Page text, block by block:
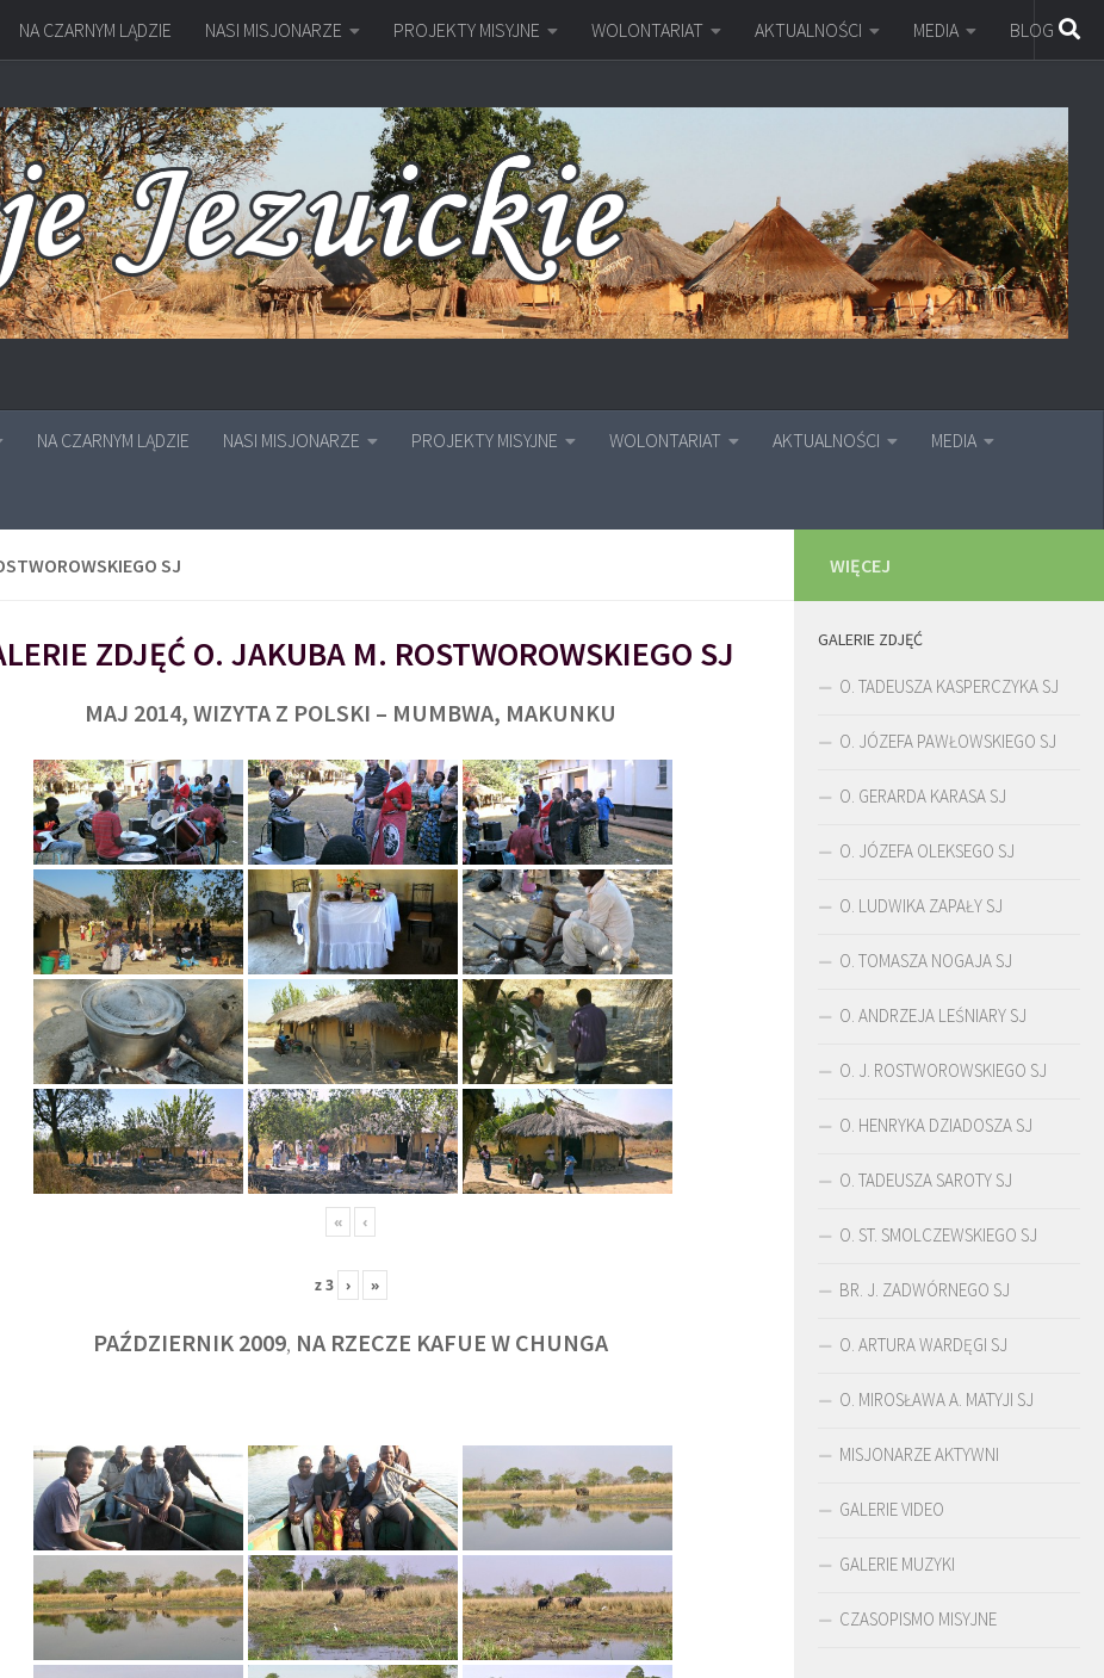
NA CZARNYM LĄDZIE NASI MISJONARZE PROJEKTY MISYJNE WOLONTARIAT AKTUALNOŚCI MEDIA BLOG
NA CZARNYM LĄDZIE NASI MISJONARZE PROJEKTY MISYJNE WOLONTARIAT AKTUALNOŚCI MEDIA
SJ
ZDJĘĆ O. JAKUBA M. ROSTWOROWSKIEGO SJ
MAJ 2014, WIZYTA Z POLSKI – MUMBWA, MAKUNKU
« ‹
z3 › »
PAŹDZIERNIK 2009, NA RZECZE KAFUE W CHUNGA
KULT DUCHOWOŚĆ
WIĘCEJ
GALERIE ZDJĘĆ
O. TADEUSZA KASPERCZYKA SJ
O. JÓZEFA PAWŁOWSKIEGO SJ
O. GERARDA KARASA SJ
O. JÓZEFA OLEKSEGO SJ
O. LUDWIKA ZAPAŁY SJ
O. TOMASZA NOGAJA SJ
O. ANDRZEJA LEŚNIARY SJ
O. J. ROSTWOROWSKIEGO SJ
O. HENRYKA DZIADOSZA SJ
O. TADEUSZA SAROTY SJ
O. ST. SMOLCZEWSKIEGO SJ
BR. J. ZADWÓRNEGO SJ
O. ARTURA WARDĘGI SJ
O. MIROSŁAWA A. MATYJI SJ
MISJONARZE AKTYWNI
GALERIE VIDEO
GALERIE MUZYKI
CZASOPISMO MISYJNE